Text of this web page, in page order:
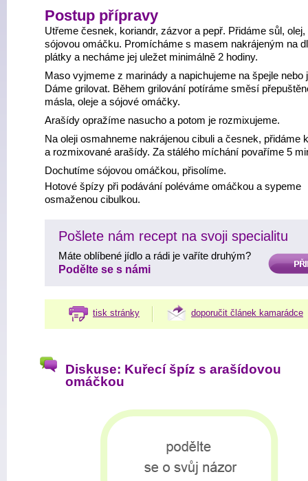
Postup přípravy
Utřeme česnek, koriandr, zázvor a pepř. Přidáme sůl, olej,
sójovou omáčku. Promícháme s masem nakrájeným na
plátky a necháme jej uležet minimálně 2 hodiny.
Maso vyjmeme z marinády a napichujeme na špejle nebo
Dáme grilovat. Během grilování potíráme směsí
másla, oleje a sójové omáčky.
Arašídy opražíme nasucho a potom je rozmixujeme.
Na oleji osmahneme nakrájenou cibuli a česnek, přidáme
a rozmixované arašídy. Za stálého míchání povaříme 5
Dochutíme sójovou omáčkou, přisolíme.
Hotové špízy při podávání poléváme omáčkou a sypeme
osmaženou cibulkou.
Pošlete nám recept na svoji specialitu
PŘIDAT
Máte oblíbené jídlo a rádi je vaříte druhým?
Podělte se s námi
tisk stránky doporučit článek kamarádce
Diskuse: Kuřecí špíz s arašídovou
omáčkou